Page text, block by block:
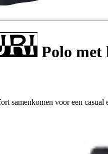
Polo met
samenkomen voor een casual